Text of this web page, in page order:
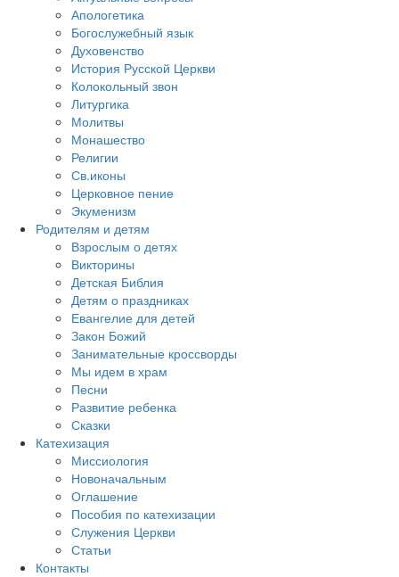
Апологетика
Богослужебный язык
Духовенство
История Русской Церкви
Колокольный звон
Литургика
Молитвы
Монашество
Религии
Св.иконы
Церковное пение
Экуменизм
Родителям и детям
Взрослым о детях
Викторины
Детская Библия
Детям о праздниках
Евангелие для детей
Закон Божий
Занимательные кроссворды
Мы идем в храм
Песни
Развитие ребенка
Сказки
Катехизация
Миссиология
Новоначальным
Оглашение
Пособия по катехизации
Служения Церкви
Статьи
Контакты